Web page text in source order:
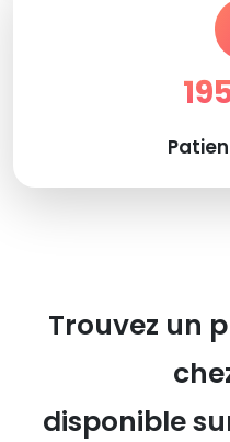
Trouvez un
disponible